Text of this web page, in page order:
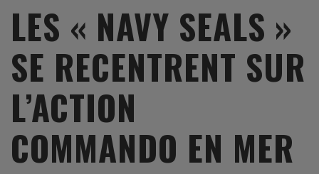
LES « NAVY SEALS »
SE RECENTRENT SUR
L’ACTION
COMMANDO EN MER